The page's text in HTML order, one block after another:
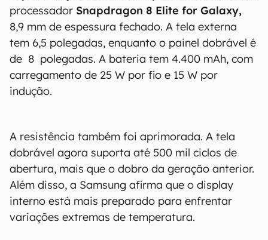
processador Snapdragon 8 Elite for Galaxy,
8,9 mm de espessura fechado. A tela externa
tem 6,5 polegadas, enquanto o painel dobrável é
de 8 polegadas. A bateria tem 4.400 mAh, com
carregamento de 25 W por fio e 15 W por
indução.
A resistência também foi aprimorada. A tela
dobrável agora suporta até 500 mil ciclos de
abertura, mais que o dobro da geração anterior.
Além disso, a Samsung afirma que o display
interno está mais preparado para enfrentar
variações extremas de temperatura.